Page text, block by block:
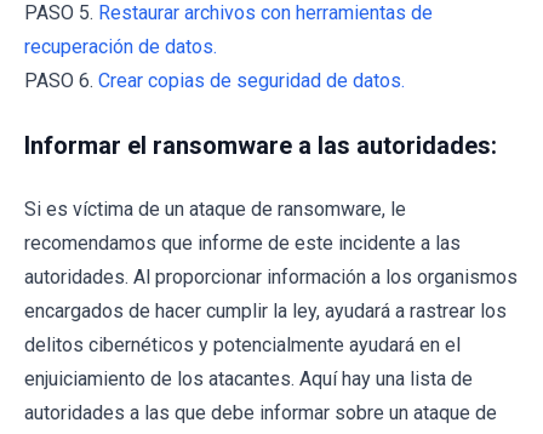
PASO 5. Restaurar archivos con herramientas de
recuperación de datos.
PASO 6. Crear copias de seguridad de datos.
Informar el ransomware a las autoridades:
Si es víctima de un ataque de ransomware, le
recomendamos que informe de este incidente a las
autoridades. Al proporcionar información a los organismos
encargados de hacer cumplir la ley, ayudará a rastrear los
delitos cibernéticos y potencialmente ayudará en el
enjuiciamiento de los atacantes. Aquí hay una lista de
autoridades a las que debe informar sobre un ataque de